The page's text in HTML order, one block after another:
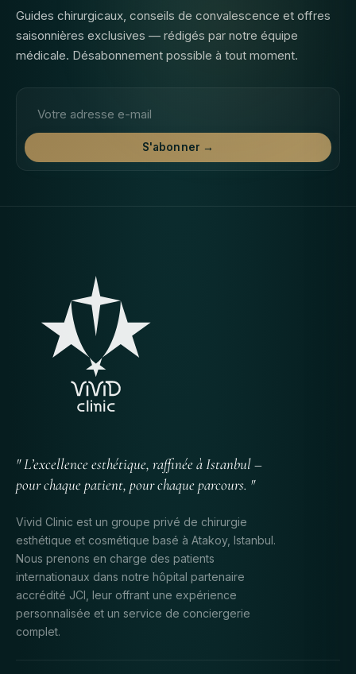
Guides chirurgicaux, conseils de convalescence et offres
saisonnières exclusives — rédigés par notre équipe
médicale. Désabonnement possible à tout moment.
S'abonner →
" L’excellence esthétique, raffinée à Istanbul –
pour chaque patient, pour chaque parcours. "
Vivid Clinic est un groupe privé de chirurgie
esthétique et cosmétique basé à Atakoy, Istanbul.
Nous prenons en charge des patients
internationaux dans notre hôpital partenaire
accrédité JCI, leur offrant une expérience
personnalisée et un service de conciergerie
complet.